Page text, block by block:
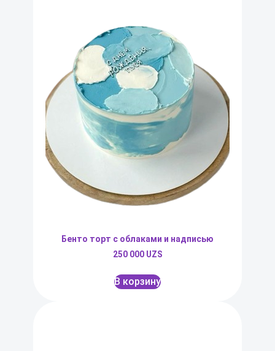
Бенто торт с облаками и надписью
250 000 UZS
В корзину